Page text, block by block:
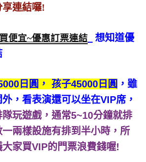
連結囉!
便宜~優惠訂票連結
想知道優
日圓， 孩子45000日圓 ，雖
，看表演還可以坐在VIP席，
玩遊戲，通常5~10分鐘就排
兩樣設施有排到半小時，所
家買VIP的門票浪費錢喔!